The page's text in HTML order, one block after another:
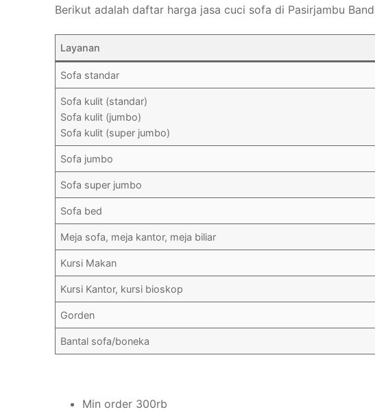
Berikut adalah daftar harga jasa cuci sofa di Pasirjambu
Layanan
Sofa standar
Sofa kulit (standar)
Sofa kulit (jumbo)
Sofa kulit (super jumbo)
Sofa jumbo
Sofa super jumbo
Sofa bed
Meja sofa, meja kantor, meja biliar
Kursi Makan
Kursi Kantor, kursi bioskop
Gorden
Bantal sofa/boneka
Min order 300rb